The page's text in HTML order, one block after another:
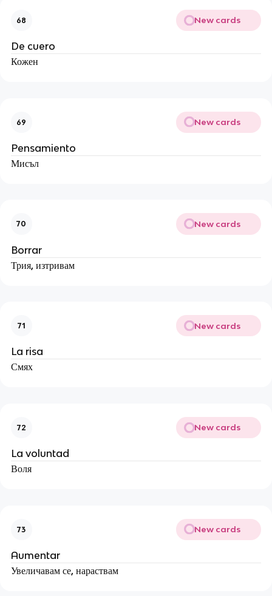
68 New cards
De cuero
Кожен
69 New cards
Pensamiento
Мисъл
70 New cards
Borrar
Трия, изтривам
71 New cards
La risa
Смях
72 New cards
La voluntad
Воля
73 New cards
Aumentar
Увеличавам се, нараствам